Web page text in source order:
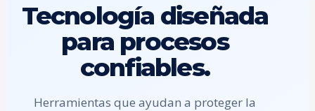
Tecnología diseñada
para procesos
confiables.
Herramientas que ayudan a proteger la